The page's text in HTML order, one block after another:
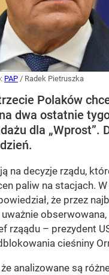
PAP / Radek Pietruszka
Polaków
dwa ostatnie
dla „Wprost”.
na decyzje rządu,
paliw na stacjach.
że przez
rząądu – prezydent
cieśniny
że analizowane są